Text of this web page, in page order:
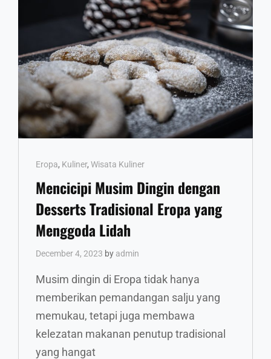
MERIAH!
Cat
Links
Eropa, Kuliner, Wisata Kuliner
Mencicipi Musim Dingin dengan
Desserts Tradisional Eropa yang
Menggoda Lidah
December 4, 2023 by admin
Musim dingin di Eropa tidak hanya
memberikan pemandangan salju yang
memukau, tetapi juga membawa
kelezatan makanan penutup tradisional
yang hangat